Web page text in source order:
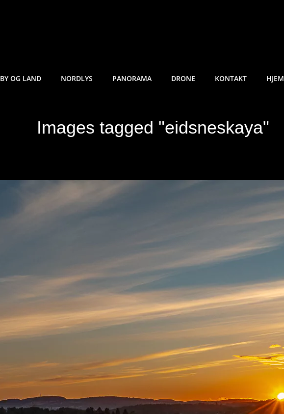
BY OG LAND NORDLYS PANORAMA DRONE KONTAKT HJEM
Images tagged "eidsneskaya"